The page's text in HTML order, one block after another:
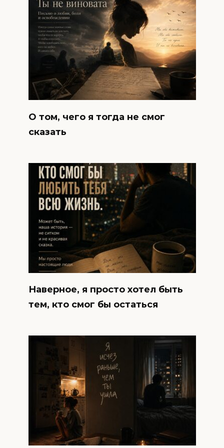
О том, чего я тогда не смог
сказать
Наверное, я просто хотел быть
тем, кто смог бы остаться